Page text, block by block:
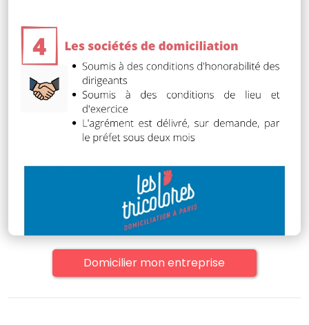
Domicilier mon entreprise